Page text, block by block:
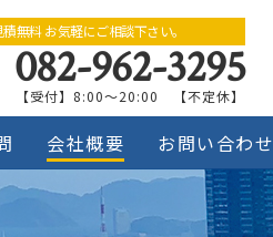
積無料 お気軽にご相談下さい。
082-962-3295
【受付】8:00～20:00 【不定休】
会社概要 お問い合わせ